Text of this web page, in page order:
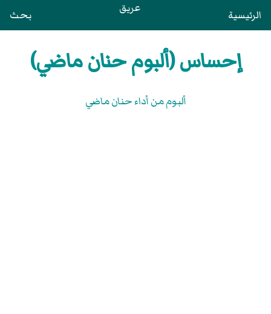
الرئيسية عريق بحث
إحساس (ألبوم حنان ماضي)
ألبوم من أداء حنان ماضي